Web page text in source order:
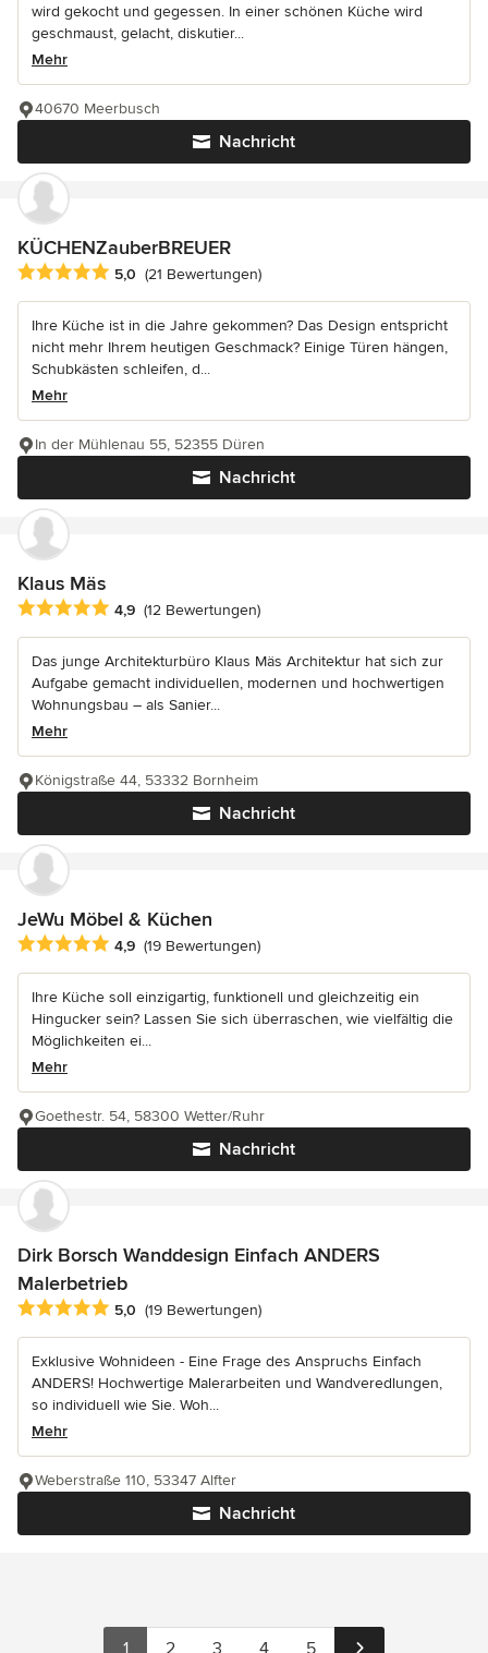
wird gekocht und gegessen. In einer schönen Küche wird
geschmaust, gelacht, diskutier...
Mehr
Nachricht
40670 Meerbusch
KÜCHENZauberBREUER
Durchschnittliche Bewertung: 5 von 5 Sternen
5,0 (21 Bewertungen)
Ihre Küche ist in die Jahre gekommen? Das Design entspricht
nicht mehr Ihrem heutigen Geschmack? Einige Türen hängen,
Schubkästen schleifen, d...
Mehr
Nachricht
In der Mühlenau 55, 52355 Düren
Klaus Mäs
Durchschnittliche Bewertung: 4.9 von 5 Sternen
4,9 (12 Bewertungen)
Das junge Architekturbüro Klaus Mäs Architektur hat sich zur
Aufgabe gemacht individuellen, modernen und hochwertigen
Wohnungsbau – als Sanier...
Mehr
Nachricht
Königstraße 44, 53332 Bornheim
JeWu Möbel & Küchen
Durchschnittliche Bewertung: 4.9 von 5 Sternen
4,9 (19 Bewertungen)
Ihre Küche soll einzigartig, funktionell und gleichzeitig ein
Hingucker sein? Lassen Sie sich überraschen, wie vielfältig die
Möglichkeiten ei...
Mehr
Nachricht
Goethestr. 54, 58300 Wetter/Ruhr
Dirk Borsch Wanddesign Einfach ANDERS
Malerbetrieb
Durchschnittliche Bewertung: 5 von 5 Sternen
5,0 (19 Bewertungen)
Exklusive Wohnideen - Eine Frage des Anspruchs Einfach
ANDERS! Hochwertige Malerarbeiten und Wandveredlungen,
so individuell wie Sie. Woh...
Mehr
Nachricht
Weberstraße 110, 53347 Alfter